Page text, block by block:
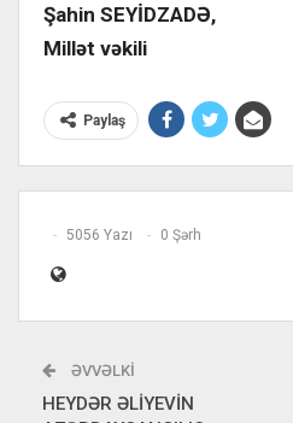
Şahin SEYİDZADƏ,
Millət vəkili
Paylaş
5056 Yazı 0 Şərh
ƏVVƏLKI
HEYDƏR ƏLİYEVİN